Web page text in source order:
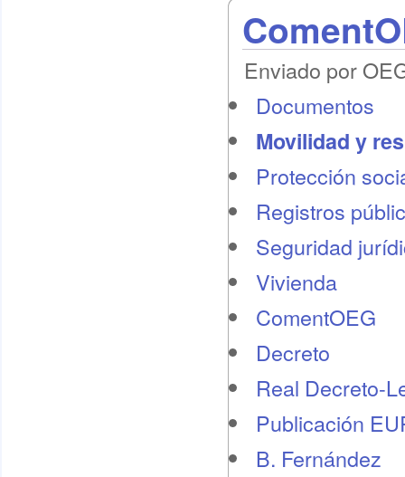
Enviado por
Documentos
Movilidad y
Protección
Registros
Seguridad
Vivienda
ComentOEG
Decreto
Real Decreto-
Publicación
B. Fernández